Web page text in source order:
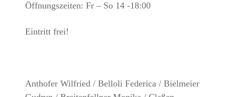
Öffnungszeiten: Fr – So 14 -18:00
Eintritt frei!
Anthofer Wilfried / Belloli Federica / Bielmeier